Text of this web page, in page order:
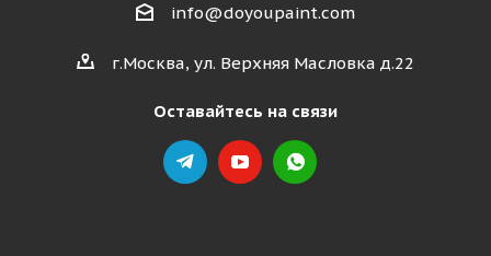
info@doyoupaint.com
г.Москва, ул. Верхняя Масловка д.22
Оставайтесь на связи